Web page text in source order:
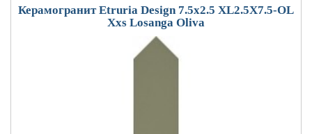
Керамогранит Etruria Design 7.5x2.5 XL2.5X7.5-OL
Xxs Losanga Oliva